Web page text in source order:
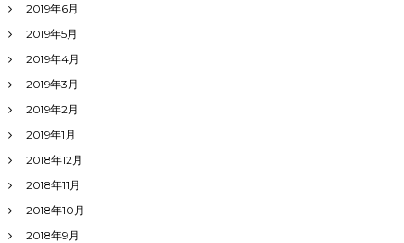
2019年6月
2019年5月
2019年4月
2019年3月
2019年2月
2019年1月
2018年12月
2018年11月
2018年10月
2018年9月